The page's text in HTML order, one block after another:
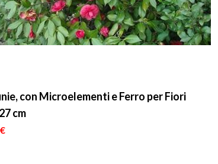
con Microelementi e Ferro per Fiori
cm